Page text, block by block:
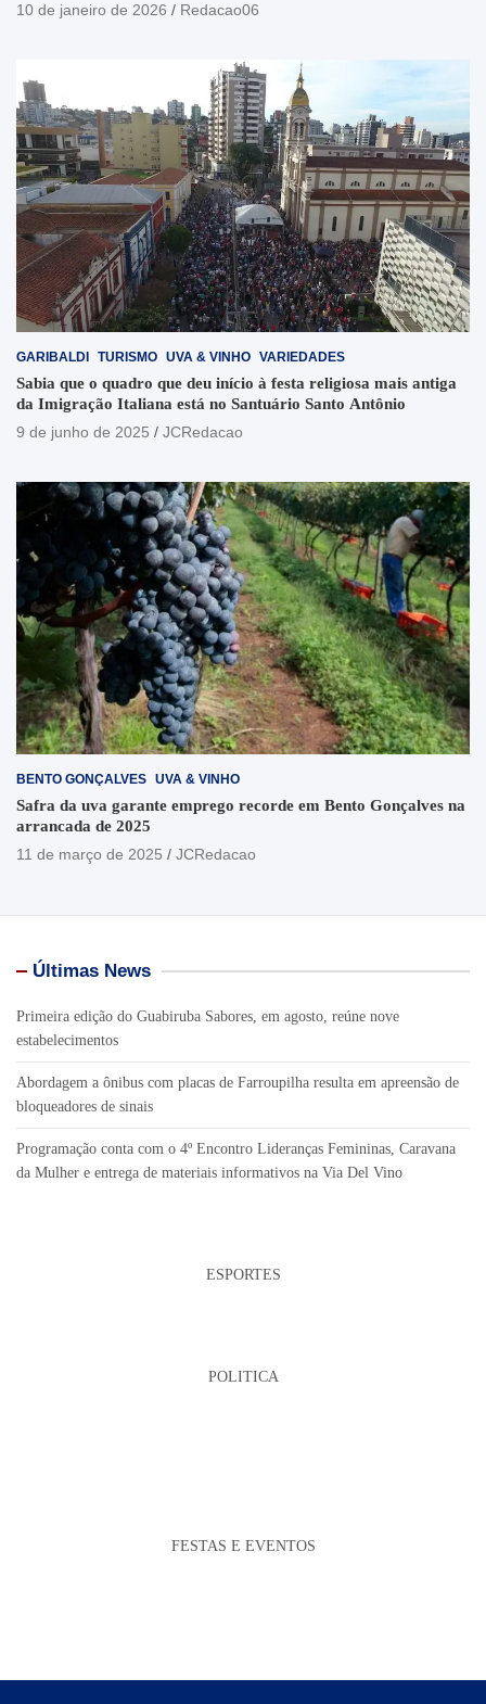
10 de janeiro de 2026
Redacao06
GARIBALDI TURISMO UVA & VINHO VARIEDADES
Sabia que o quadro que deu início à festa religiosa mais antiga
da Imigração Italiana está no Santuário Santo Antônio
9 de junho de 2025
JCRedacao
BENTO GONÇALVES UVA & VINHO
Safra da uva garante emprego recorde em Bento Gonçalves na
arrancada de 2025
11 de março de 2025
JCRedacao
Últimas News
Primeira edição do Guabiruba Sabores, em agosto, reúne nove
estabelecimentos
Abordagem a ônibus com placas de Farroupilha resulta em apreensão de
bloqueadores de sinais
Programação conta com o 4º Encontro Lideranças Femininas, Caravana
da Mulher e entrega de materiais informativos na Via Del Vino
ESPORTES
POLITICA
FESTAS E EVENTOS